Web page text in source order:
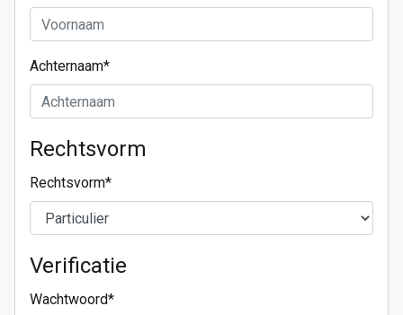
Achternaam*
Rechtsvorm
Rechtsvorm*
Verificatie
Wachtwoord*